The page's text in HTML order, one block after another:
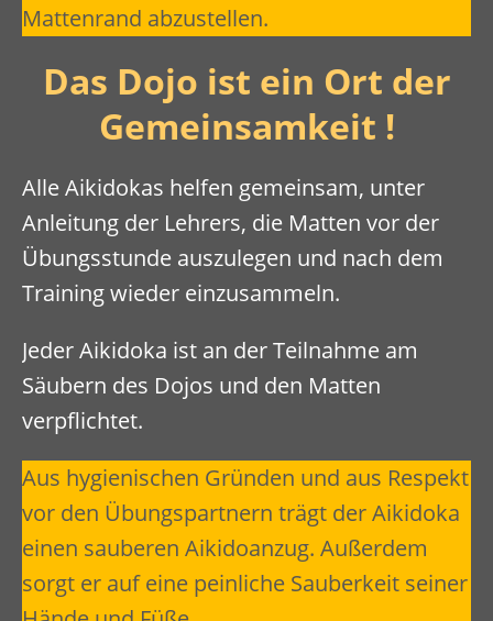
Mattenrand abzustellen.
Das Dojo ist ein Ort der
Gemeinsamkeit !
Alle Aikidokas helfen gemeinsam, unter
Anleitung der Lehrers, die Matten vor der
Übungsstunde auszulegen und nach dem
Training wieder einzusammeln.
Jeder Aikidoka ist an der Teilnahme am
Säubern des Dojos und den Matten
verpflichtet.
Aus hygienischen Gründen und aus Respekt
vor den Übungspartnern trägt der Aikidoka
einen sauberen Aikidoanzug. Außerdem
sorgt er auf eine peinliche Sauberkeit seiner